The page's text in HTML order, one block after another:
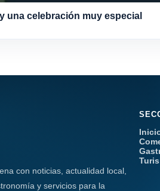
una celebración muy especial
con noticias, actualidad local,
y servicios para la